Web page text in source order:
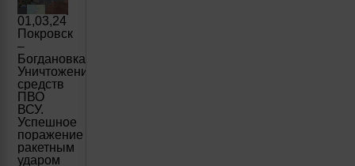
01,03,24
Покровск
–
Богдановка.
Уничтожение
средств
ПВО
ВСУ.
Успешное
поражение
ракетным
ударом